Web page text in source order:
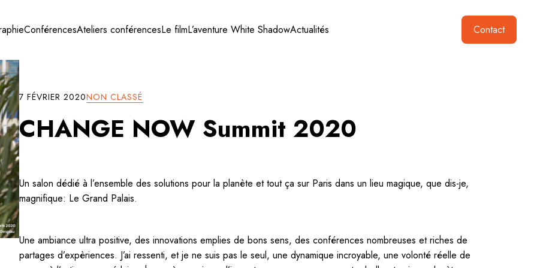
ConférencesAteliers conférencesLe filmL’aventure White ShadowActualités Contact
7 FÉVRIER 2020NON CLASSÉ
CHANGE NOW Summit 2020
Un salon dédié à l’ensemble des solutions pour la planète et tout ça sur Paris dans un lieu magique, que dis-je,
magnifique: Le Grand Palais.
Une ambiance ultra positive, des innovations emplies de bons sens, des conférences nombreuses et riches de
partages d’expèriences. J’ai ressenti, et je ne suis pas le seul, une dynamique incroyable, une volonté réelle de